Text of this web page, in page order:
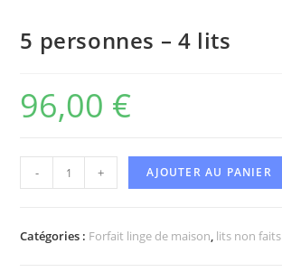
5 personnes – 4 lits
96,00 €
- + AJOUTER AU PANIER
Catégories : Forfait linge de maison, lits non faits